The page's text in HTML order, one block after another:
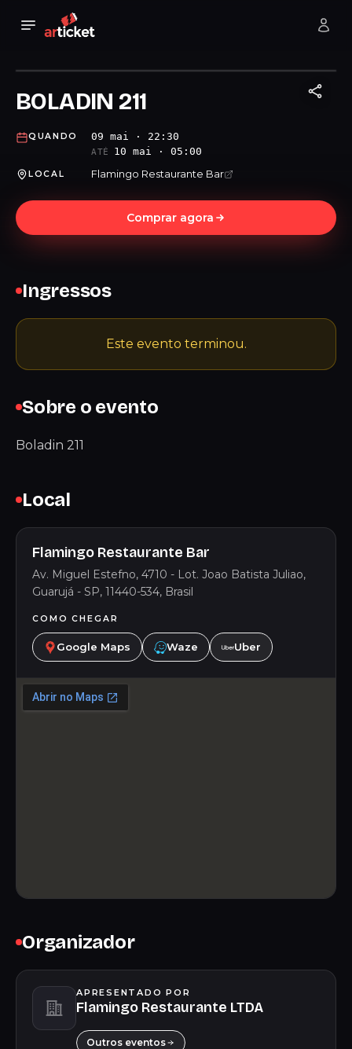
BOLADIN 211
QUANDO 09 mai · 22:30
ATÉ 10 mai · 05:00
LOCAL Flamingo Restaurante Bar
Comprar agora
Sobre o evento
Boladin 211
Local
Flamingo Restaurante Bar
Av. Miguel Estefno, 4710 - Lot. Joao Batista Juliao,
Guarujá - SP, 11440-534, Brasil
COMO CHEGAR
Google Maps Waze Uber
Organizador
APRESENTADO POR
Flamingo Restaurante LTDA
Outros eventos
Ingressos
Este evento terminou.